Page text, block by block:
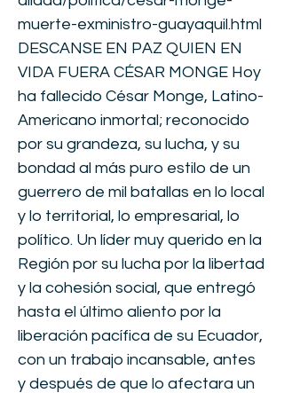
muerte-exministro-guayaquil.html
DESCANSE EN PAZ QUIEN EN
VIDA FUERA CÉSAR MONGE Hoy
ha fallecido César Monge, Latino-
Americano inmortal; reconocido
por su grandeza, su lucha, y su
bondad al más puro estilo de un
guerrero de mil batallas en lo local
y lo territorial, lo empresarial, lo
político. Un líder muy querido en la
Región por su lucha por la libertad
y la cohesión social, que entregó
hasta el último aliento por la
liberación pacífica de su Ecuador,
con un trabajo incansable, antes
y después de que lo afectara un